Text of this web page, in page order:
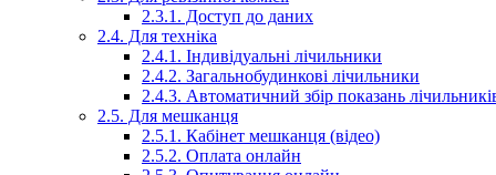
2.3.1. Доступ до даних
2.4. Для техніка
2.4.1. Індивідуальні лічильники
2.4.2. Загальнобудинкові лічильники
2.4.3. Автоматичний збір показань
2.5. Для мешканця
2.5.1. Кабінет мешканця (відео)
2.5.2. Оплата онлайн